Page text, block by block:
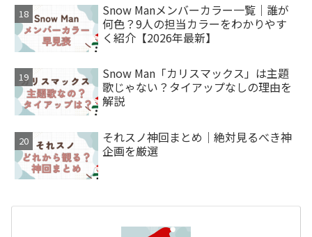
Snow Manメンバーカラー一覧｜誰が
何色？9人の担当カラーをわかりやす
く紹介【2026年最新】
Snow Man「カリスマックス」は主題
歌じゃない？タイアップなしの理由を
解説
それスノ神回まとめ｜絶対見るべき神
企画を厳選